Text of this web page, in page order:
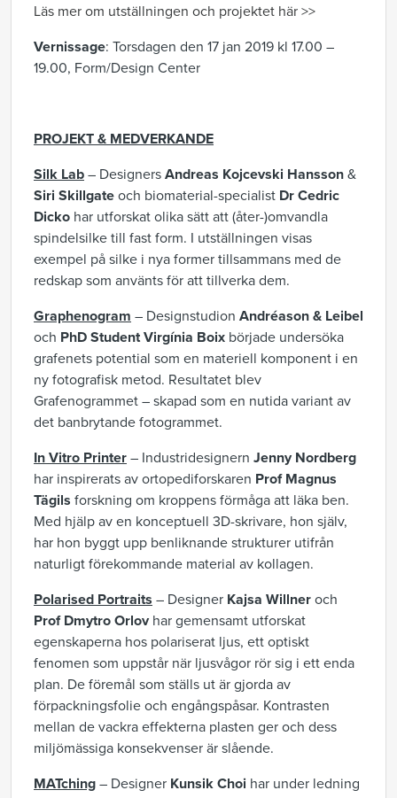
Läs mer om utställningen och projektet här >>
Vernissage: Torsdagen den 17 jan 2019 kl 17.00 –
19.00, Form/Design Center
PROJEKT & MEDVERKANDE
Silk Lab – Designers Andreas Kojcevski Hansson &
Siri Skillgate och biomaterial-specialist Dr Cedric
Dicko har utforskat olika sätt att (åter-)omvandla
spindelsilke till fast form. I utställningen visas
exempel på silke i nya former tillsammans med de
redskap som använts för att tillverka dem.
Graphenogram – Designstudion Andréason & Leibel
och PhD Student Virgínia Boix började undersöka
grafenets potential som en materiell komponent i en
ny fotografisk metod. Resultatet blev
Grafenogrammet – skapad som en nutida variant av
det banbrytande fotogrammet.
In Vitro Printer – Industridesignern Jenny Nordberg
har inspirerats av ortopediforskaren Prof Magnus
Tägils forskning om kroppens förmåga att läka ben.
Med hjälp av en konceptuell 3D-skrivare, hon själv,
har hon byggt upp benliknande strukturer utifrån
naturligt förekommande material av kollagen.
Polarised Portraits – Designer Kajsa Willner och
Prof Dmytro Orlov har gemensamt utforskat
egenskaperna hos polariserat ljus, ett optiskt
fenomen som uppstår när ljusvågor rör sig i ett enda
plan. De föremål som ställs ut är gjorda av
förpackningsfolie och engångspåsar. Kontrasten
mellan de vackra effekterna plasten ger och dess
miljömässiga konsekvenser är slående.
MATching – Designer Kunsik Choi har under ledning